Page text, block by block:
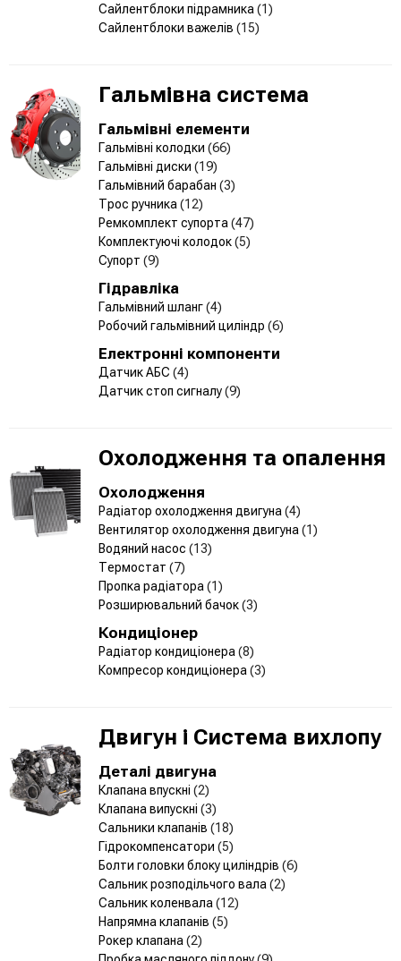
Сайлентблоки підрамника (1)
Сайлентблоки важелів (15)
Гальмівна система
Гальмівні елементи
Гальмівні колодки (66)
Гальмівні диски (19)
Гальмівний барабан (3)
Трос ручника (12)
Ремкомплект супорта (47)
Комплектуючі колодок(5)
Супорт (9)
Гідравліка
Гальмівний шланг(4)
Робочий гальмівний циліндр (6)
Електронні компоненти
Датчик АБС (4)
Датчик стоп сигналу(9)
Охолодження та опалення
Охолодження
Радіатор охолодження двигуна (4)
Вентилятор охолодження двигуна (1)
Водяний насос (13)
Термостат (7)
Пропка радіатора (1)
Розширювальний бачок(3)
Кондиціонер
Радіатор кондиціонера (8)
Компресор кондиціонера (3)
Двигун і Система вихлопу
Деталі двигуна
Клапана впускні (2)
Клапана випускні (3)
Сальники клапанів (18)
Гідрокомпенсатори (5)
Болти головки блоку циліндрів (6)
Сальник розподільчого вала (2)
Сальник коленвала (12)
Напрямна клапанів (5)
Рокер клапана (2)